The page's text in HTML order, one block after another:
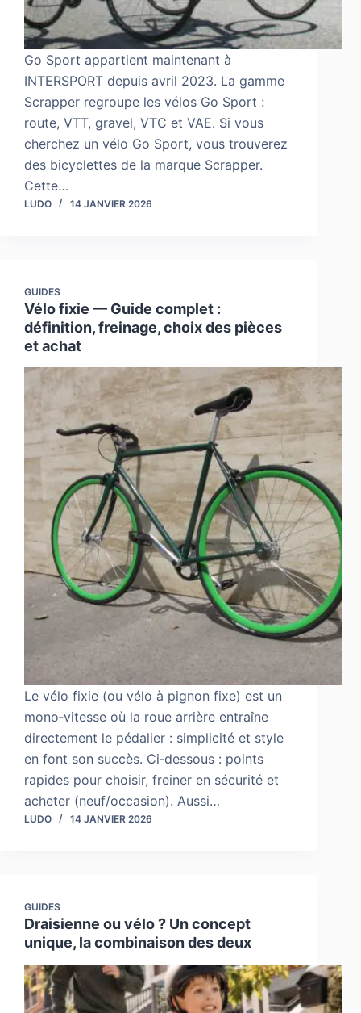
Go Sport appartient maintenant à
INTERSPORT depuis avril 2023. La gamme
Scrapper regroupe les vélos Go Sport :
route, VTT, gravel, VTC et VAE. Si vous
cherchez un vélo Go Sport, vous trouverez
des bicyclettes de la marque Scrapper.
Cette…
LUDO 14 JANVIER 2026
GUIDES
Vélo fixie — Guide complet :
définition, freinage, choix des pièces
et achat
Le vélo fixie (ou vélo à pignon fixe) est un
mono‑vitesse où la roue arrière entraîne
directement le pédalier : simplicité et style
en font son succès. Ci‑dessous : points
rapides pour choisir, freiner en sécurité et
acheter (neuf/occasion). Aussi…
LUDO 14 JANVIER 2026
GUIDES
Draisienne ou vélo ? Un concept
unique, la combinaison des deux